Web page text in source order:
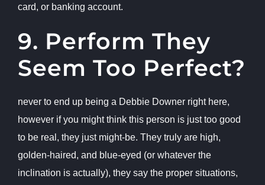
card, or banking account.
9. Perform They
Seem Too Perfect?
never to end up being a Debbie Downer right here,
however if you might think this person is just too good
to be real, they just might-be. They truly are high,
golden-haired, and blue-eyed (or whatever the
inclination is actually), they say the proper situations,